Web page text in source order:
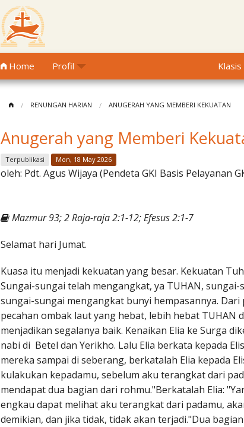
Home Profil
RENUNGAN HARIAN ANUGERAH YANG MEMBERI KEKUATAN
Anugerah yang Memberi
Terpublikasi Mon, 18 May 2026
oleh: Pdt. Agus Wijaya (Pendeta GKI Basis Pelayanan
Mazmur 93; 2 Raja-raja 2:1-12; Efesus 2:1-7
Selamat hari Jumat.
Kuasa itu menjadi kekuatan yang besar. Kekuatan
Sungai-sungai telah mengangkat, ya TUHAN,
sungai-sungai mengangkat bunyi hempasannya. Dari
pecahan ombak laut yang hebat, lebih hebat TUHAN
menjadikan segalanya baik. Kenaikan Elia ke Surga
nabi di Betel dan Yerikho. Lalu Elia berkata kepada
mereka sampai di seberang, berkatalah Elia kepada
kulakukan kepadamu, sebelum aku terangkat dari
mendapat dua bagian dari rohmu."Berkatalah Elia:
engkau dapat melihat aku terangkat dari padamu,
demikian, dan jika tidak, tidak akan terjadi."Dua